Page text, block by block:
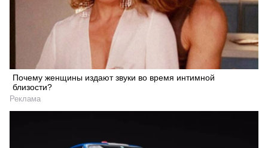
Почему женщины издают звуки во время интимной
близости?
Реклама